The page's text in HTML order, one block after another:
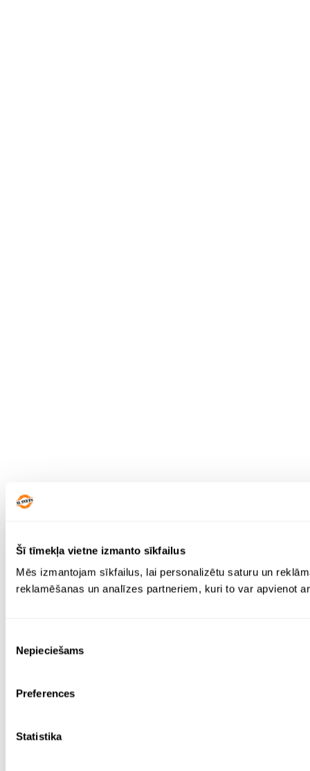
Šī tīmekļa vietne izmanto sīkfailus
Mēs izmantojam sīkfailus, lai personalizētu saturu un
reklamēšanas un analīzes partneriem, kuri to var apvienot
izvēle
Nepieciešams
Preferences
Statistika